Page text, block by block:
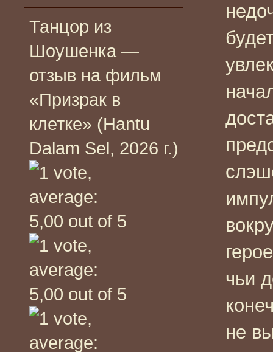
Танцор из
Шоушенка —
отзыв на фильм
«Призрак в
клетке» (Hantu
Dalam Sel, 2026 г.)
чьи
не